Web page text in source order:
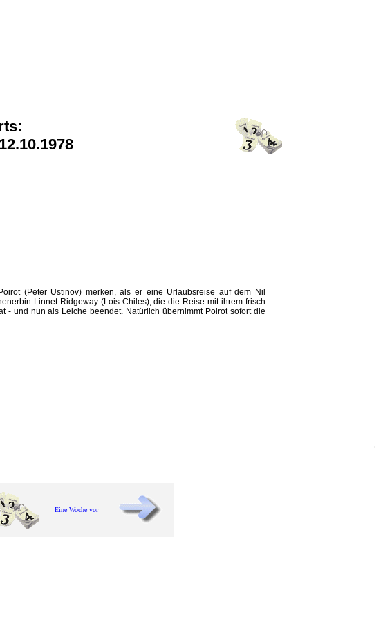
(Peter Ustinov) merken, als er eine Urlaubsreise auf dem Nil
Linnet Ridgeway (Lois Chiles), die die Reise mit ihrem frisch
- und nun als Leiche beendet. Natürlich übernimmt Poirot sofort die
Eine Woche vor